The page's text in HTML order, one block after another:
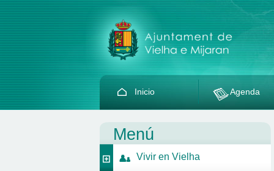
Inicio Agenda
Menú
Vivir en Vielha